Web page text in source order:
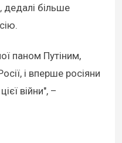
дедалі більше
паном Путіним,
і вперше росіяни
війни", –